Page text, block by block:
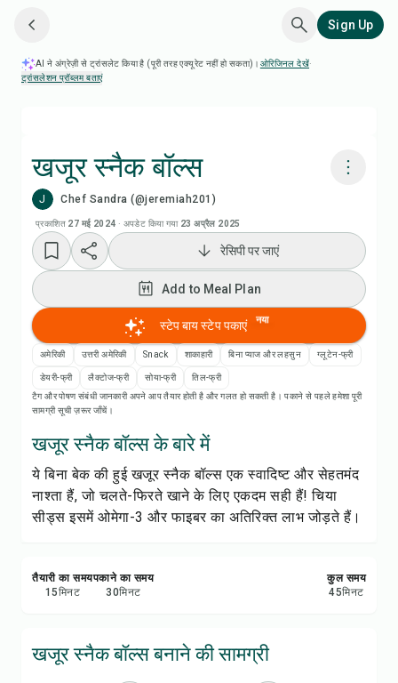
Sign Up
AI ने अंग्रेज़ी से ट्रांसलेट किया है (पूरी तरह एक्यूरेट नहीं हो सकता)। ओरिजिनल देखें·
ट्रांसलेशन प्रॉब्लम बताएं
खजूर स्नैक बॉल्स
J Chef Sandra (@jeremiah201)
प्रकाशित 27 मई 2024 · अपडेट किया गया 23 अप्रैल 2025
Add to Meal Plan
Add to Shopping List
रेसिपी नोट्स
रेसिपी प्रिंट करें
सेव करें
शेयर करें
रेसिपी पर जाएं
Add to Meal Plan
स्टेप बाय स्टेप पकाएं नया
अमेरिकी उत्तरी अमेरिकी Snack शाकाहारी बिना प्याज और लहसुन ग्लूटेन-फ्री
डेयरी-फ्री लैक्टोज-फ्री सोया-फ्री
तिल-फ्री
टैग और पोषण संबंधी जानकारी अपने आप तैयार होती है और गलत हो सकती है। पकाने से पहले हमेशा पूरी
सामग्री सूची ज़रूर जाँचें।
खजूर स्नैक बॉल्स के बारे में
ये बिना बेक की हुई खजूर स्नैक बॉल्स एक स्वादिष्ट और सेहतमंद
नाश्ता हैं, जो चलते-फिरते खाने के लिए एकदम सही हैं! चिया
सीड्स इसमें ओमेगा-3 और फाइबर का अतिरिक्त लाभ जोड़ते हैं।
तैयारी का समय
15मिनट
पकाने का समय
30मिनट
कुल समय
45मिनट
खजूर स्नैक बॉल्स बनाने की सामग्री